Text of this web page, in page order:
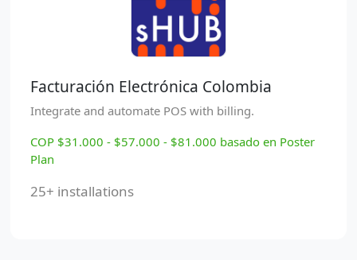
Facturación Electrónica Colombia
Integrate and automate POS with billing.
COP $31.000 - $57.000 - $81.000 basado en Poster
Plan
25+ installations